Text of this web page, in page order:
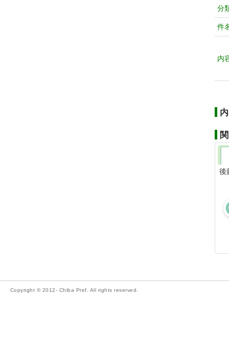
分
件
内
後
Copyright © 2012- Chiba Pref. All rights reserved.